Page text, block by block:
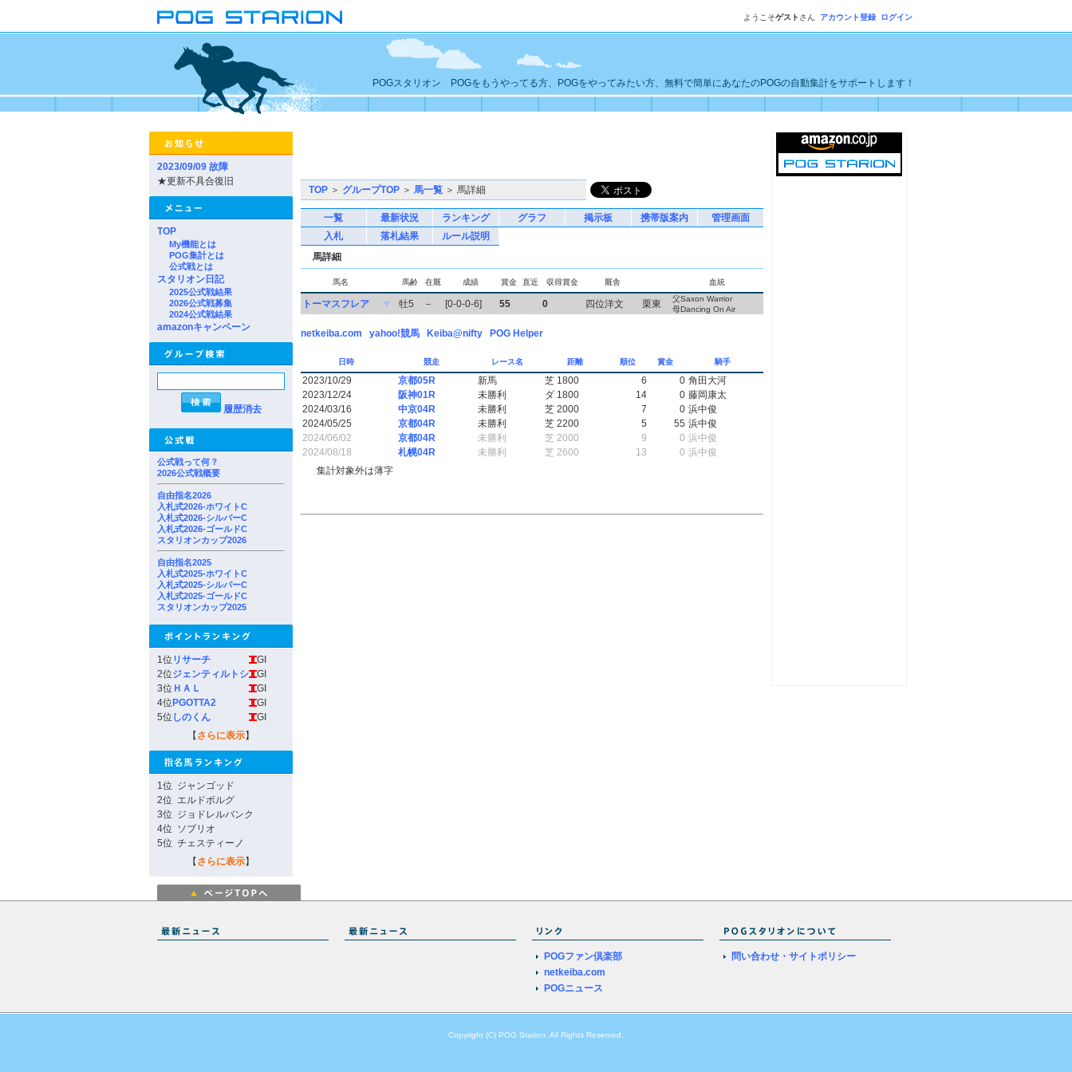
ようこそゲスト さん アカウント登録 ログイン
POGスタリオン POGをもうやってる方、POGをやってみたい方、無料で簡単にあなたのPOGの自動集計をサポートします！
2023/09/09 故障
★更新不具合復旧
TOP
My機能とは
POG集計とは
公式戦とは
スタリオン日記
2025公式戦結果
2026公式戦募集
2024公式戦結果
amazonキャンペーン
履歴消去
公式戦って何？
2026公式戦概要
自由指名2026
入札式2026-ホワイトC
入札式2026-シルバーC
入札式2026-ゴールドC
スタリオンカップ2026
自由指名2025
入札式2025-ホワイトC
入札式2025-シルバーC
入札式2025-ゴールドC
スタリオンカップ2025
1位 リサーチ
GI
2位ジェンティルトシ
GI
3位 ＨＡＬ
GI
4位 PGOTTA2
GI
5位 しのくん
GI
【 さらに表示】
1位 ジャンゴッド
2位 エルドボルグ
3位 ジョドレルバンク
4位 ソブリオ
5位 チェスティーノ
【 さらに表示】
TOP ＞ グループTOP ＞ 馬一覧 ＞ 馬詳細
一覧 最新状況 ランキング グラフ 掲示板 携帯版案内
管理画面
入札
落札結果
ルール説明
馬詳細
馬名 馬齢 在厩 成績 賞金 直近 収得賞金 厩舎 血統
トーマスフレア ▼ 牡5 － [0-0-0-6] 55 0 四位洋文 栗東
父Saxon Warrior
母Dancing On Air
netkeiba.com yahoo!競馬 Keiba@nifty POG Helper
日時 競走 レース名 距離 順位 賞金 騎手
2023/10/29 京都05R 新馬 芝 1800 6 0 角田大河
2023/12/24
阪神01R 未勝利 ダ 1800 14 0 藤岡康太
2024/03/16
中京04R 未勝利 芝 2000 7 0 浜中俊
2024/05/25
京都04R 未勝利 芝 2200 5 55 浜中俊
2024/06/02
京都04R 未勝利 芝 2000 9 0 浜中俊
2024/08/18
札幌04R 未勝利 芝 2600 13 0 浜中俊
集計対象外は薄字
POGファン倶楽部
netkeiba.com
POGニュース
問い合わせ・サイトポリシー
Copyright (C) POG Starion. All Rights Reserved.